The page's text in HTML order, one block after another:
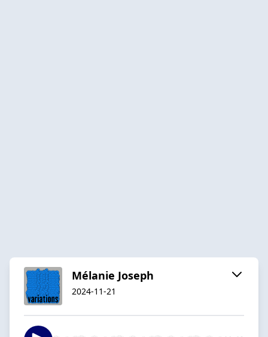
Mélanie Joseph
2024-11-21